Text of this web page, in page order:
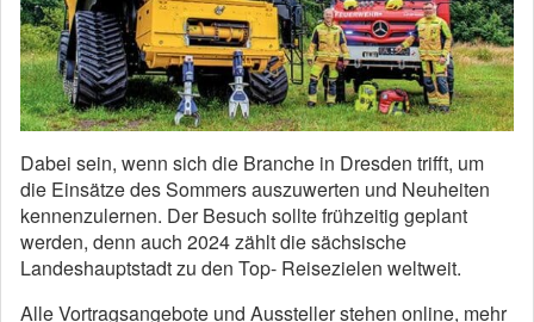
Dabei sein, wenn sich die Branche in Dresden trifft, um
die Einsätze des Sommers auszuwerten und Neuheiten
kennenzulernen. Der Besuch sollte frühzeitig geplant
werden, denn auch 2024 zählt die sächsische
Landeshauptstadt zu den Top- Reisezielen weltweit.
Alle Vortragsangebote und Aussteller stehen online, mehr